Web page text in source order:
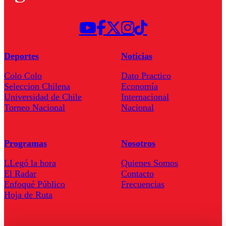
Deportes
Colo Colo
Seleccion Chilena
Universidad de Chile
Torneo Nacional
Noticias
Dato Practico
Economía
Internacional
Nacional
Programas
LLegó la hora
El Radar
Enfoqué Público
Hoja de Ruta
Nosotros
Quienes Somos
Contacto
Frecuencias